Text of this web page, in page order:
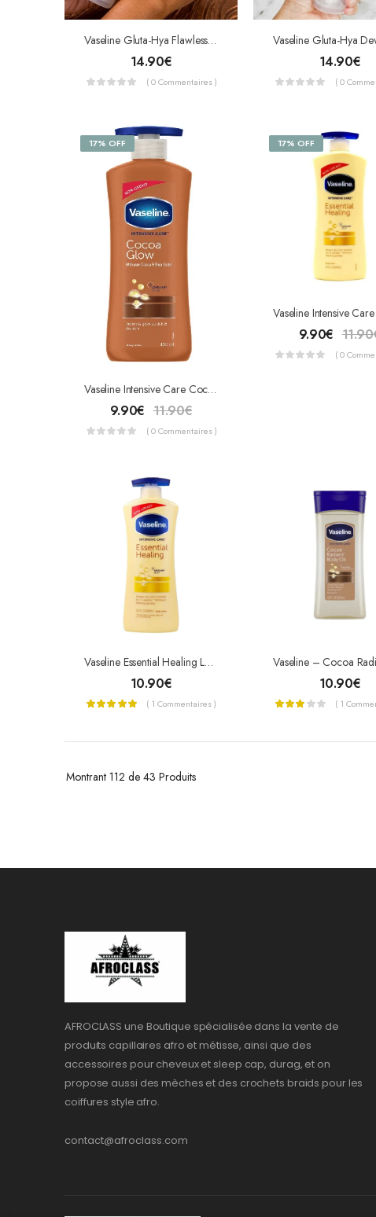
Vaseline Gluta-Hya Flawless Bright Glow Lotion 330ml
14.90€
( 0 Commentaires )
14.90€
( 0
17% OFF
Vaseline Intensive Care Cocoa Radiant 600ml
9.90€ 11.90€
( 0 Commentaires )
17% OFF
9.90€ 11.90
( 0
Vaseline Essential Healing Lait Corporel 600ml
10.90€
( 1 Commentaires )
10.90€
( 1
Montrant 112 de 43 Produits
AFROCLASS une Boutique spécialisée dans la vente de
produits capillaires afro et métisse, ainsi que des
accessoires pour cheveux et sleep cap, durag, et on
propose aussi des mèches et des crochets braids pour les
coiffures style afro.
contact@afroclass.com